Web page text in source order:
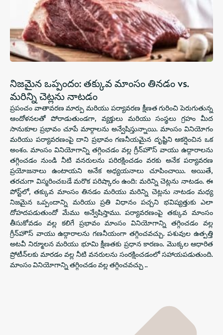
నిజమైన ఒప్పందం: తక్కువ మాంసం తినడం vs.
మరిన్ని చెట్లను నాటడం
ప్రపంచం వాతావరణ మార్పు మరియు పర్యావరణ క్షీణత గురించి పెరుగుతున్న
ఆందోళనలతో పోరాడుతుండగా, వ్యక్తులు మరియు సంస్థలు గ్రహం మీద
సానుకూల ప్రభావం చూపే మార్గాలను అన్వేషిస్తున్నాయి. మాంసం వినియోగం
మరియు పర్యావరణంపై దాని ప్రభావం గణనీయమైన దృష్టిని ఆకర్షించిన ఒక
అంశం. మాంసం వినియోగాన్ని తగ్గించడం వల్ల గ్రీన్‌హౌస్ వాయు ఉద్గారాలను
తగ్గించడం నుండి నీటి వనరులను పరిరక్షించడం వరకు అనేక పర్యావరణ
ప్రయోజనాలు ఉంటాయని అనేక అధ్యయనాలు చూపించాయి. అయితే,
తరచుగా విస్మరించబడే మరొక పరిష్కారం ఉంది: మరిన్ని చెట్లను నాటడం. ఈ
పోస్ట్‌లో, తక్కువ మాంసం తినడం మరియు మరిన్ని చెట్లను నాటడం మధ్య
నిజమైన ఒప్పందాన్ని మరియు ప్రతి విధానం పచ్చని భవిష్యత్తుకు ఎలా
దోహదపడుతుందో మేము అన్వేషిస్తాము. పర్యావరణంపై తక్కువ మాంసం
తీసుకోవడం వల్ల కలిగే ప్రభావం మాంసం వినియోగాన్ని తగ్గించడం వల్ల
గ్రీన్‌హౌస్ వాయు ఉద్గారాలను గణనీయంగా తగ్గించవచ్చు. పశువుల ఉత్పత్తి
అటవీ నిర్మూలన మరియు భూమి క్షీణతకు ప్రధాన కారణం. మొక్కల ఆధారిత
ప్రోటీన్‌లకు మారడం వల్ల నీటి వనరులను సంరక్షించడంలో సహాయపడుతుంది.
మాంసం వినియోగాన్ని తగ్గించడం వల్ల తగ్గించవచ్చు ..